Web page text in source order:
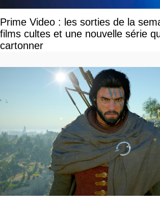
Prime Video : les sorties de la
films cultes et une nouvelle série
cartonner